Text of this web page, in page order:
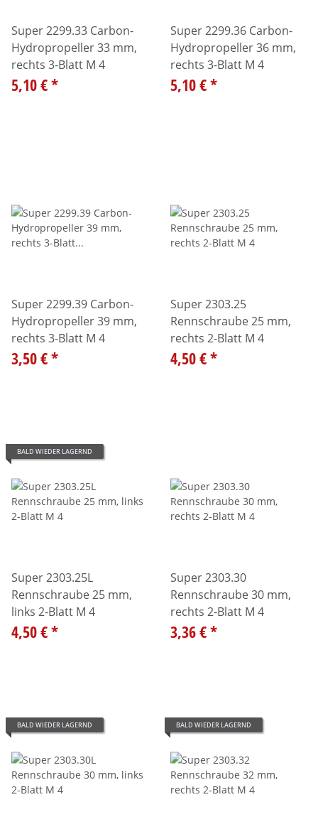
Super 2299.33 Carbon-
Hydropropeller 33 mm,
rechts 3-Blatt M 4
5,10 €*
Super 2299.36 Carbon-
Hydropropeller 36 mm,
rechts 3-Blatt M 4
5,10 €*
Super 2299.39 Carbon-
Hydropropeller 39 mm,
rechts 3-Blatt M 4
3,50 €*
Super 2303.25
Rennschraube 25 mm,
rechts 2-Blatt M 4
4,50 €*
BALD WIEDER LAGERND
Super 2303.25L
Rennschraube 25 mm,
links 2-Blatt M 4
4,50 €*
Super 2303.30
Rennschraube 30 mm,
rechts 2-Blatt M 4
3,36 €*
BALD WIEDER LAGERND BALD WIEDER LAGERND